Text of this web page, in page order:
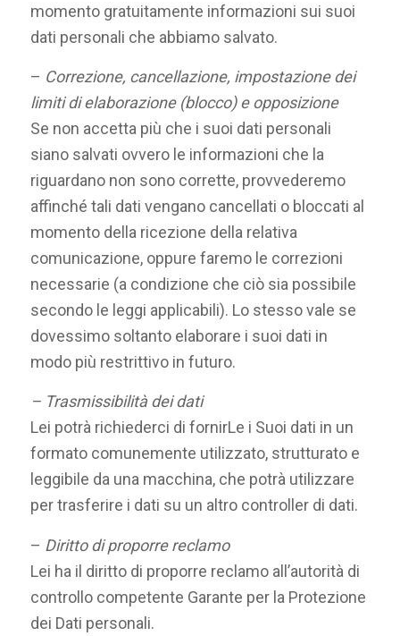
momento gratuitamente informazioni sui suoi
dati personali che abbiamo salvato.
– Correzione, cancellazione, impostazione dei
limiti di elaborazione (blocco) e opposizione
Se non accetta più che i suoi dati personali
siano salvati ovvero le informazioni che la
riguardano non sono corrette, provvederemo
affinché tali dati vengano cancellati o bloccati al
momento della ricezione della relativa
comunicazione, oppure faremo le correzioni
necessarie (a condizione che ciò sia possibile
secondo le leggi applicabili). Lo stesso vale se
dovessimo soltanto elaborare i suoi dati in
modo più restrittivo in futuro.
– Trasmissibilità dei dati
Lei potrà richiederci di fornirLe i Suoi dati in un
formato comunemente utilizzato, strutturato e
leggibile da una macchina, che potrà utilizzare
per trasferire i dati su un altro controller di dati.
– Diritto di proporre reclamo
Lei ha il diritto di proporre reclamo all’autorità di
controllo competente Garante per la Protezione
dei Dati personali.